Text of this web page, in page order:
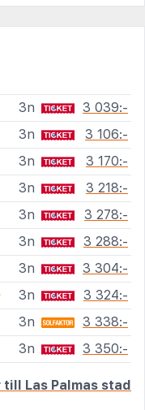
3n
3 039:-
3n
3 106:-
3n
3 170:-
3n
3 218:-
3n
3 278:-
3n
3 288:-
3n
3 304:-
3n
3 324:-
3n
3 338:-
3n 3 350:-
Las Palmas stad